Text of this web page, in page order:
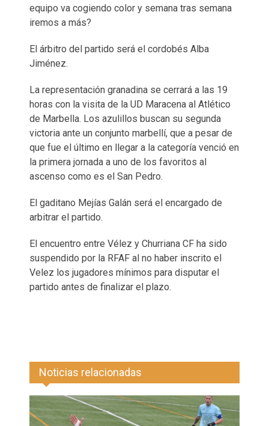
equipo va cogiendo color y semana tras semana
iremos a más?
El árbitro del partido será el cordobés Alba
Jiménez.
La representación granadina se cerrará a las 19
horas con la visita de la UD Maracena al Atlético
de Marbella. Los azulillos buscan su segunda
victoria ante un conjunto marbellí, que a pesar de
que fue el último en llegar a la categoría venció en
la primera jornada a uno de los favoritos al
ascenso como es el San Pedro.
El gaditano Mejías Galán será el encargado de
arbitrar el partido.
El encuentro entre Vélez y Churriana CF ha sido
suspendido por la RFAF al no haber inscrito el
Velez los jugadores mínimos para disputar el
partido antes de finalizar el plazo.
Noticias relacionadas